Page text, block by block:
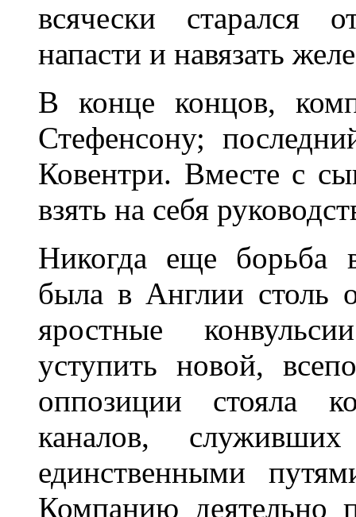
всячески старался
напасти и навязать
В конце концов,
Стефенсону;
Ковентри. Вместе с
взять на себя
Никогда еще борьба
была в Англии столь
яростные
уступить новой,
оппозиции стояла
каналов,
единственными
Компанию деятельно